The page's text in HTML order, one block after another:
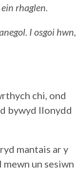
rhaglen.
I osgoi hwn,
chi, ond
bywyd llonydd
mantais ar y
un sesiwn